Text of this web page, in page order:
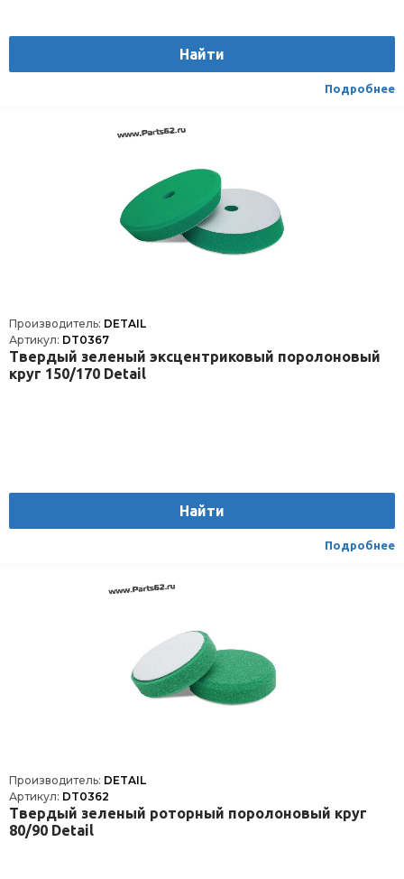
Найти
Подробнее
Производитель: DETAIL
Артикул: DT0367
Твердый зеленый эксцентриковый поролоновый
круг 150/170 Detail
Найти
Подробнее
Производитель: DETAIL
Артикул: DT0362
Твердый зеленый роторный поролоновый круг
80/90 Detail